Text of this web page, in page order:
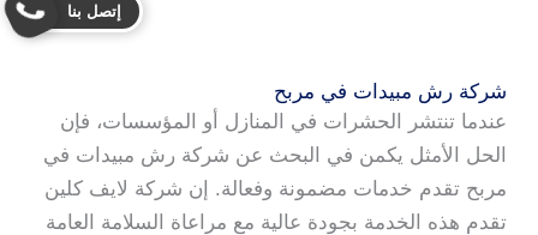
شركة رش مبيدات في مربح
عندما تنتشر الحشرات في المنازل أو المؤسسات، فإن
الحل الأمثل يكمن في البحث عن شركة رش مبيدات في
مربح تقدم خدمات مضمونة وفعالة. إن شركة لايف كلين
تقدم هذه الخدمة بجودة عالية مع مراعاة السلامة العامة
إتصل بنا